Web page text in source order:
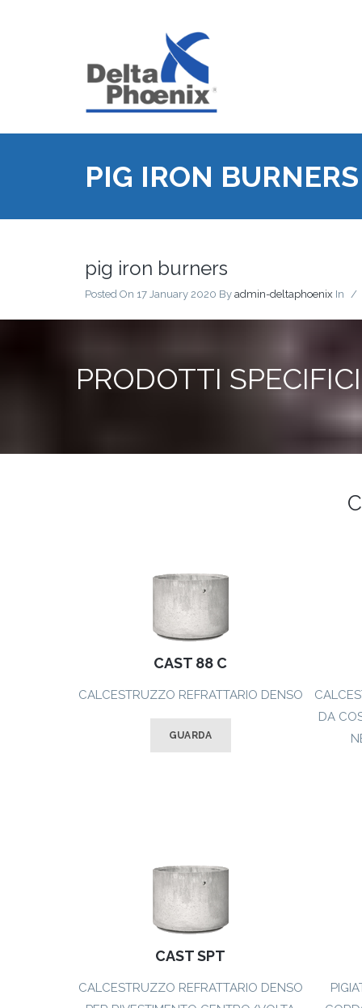
PIG IRON BURNERS
pig iron burners
Posted On 17 January 2020 By admin-deltaphoenix In /
PRODOTTI
CAST 88 C
CALCESTRUZZO REFRATTARIO DENSO
GUARDA
DA
CAST SPT
CALCESTRUZZO REFRATTARIO DENSO